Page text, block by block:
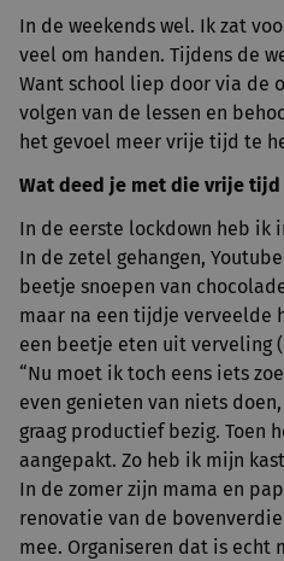
In de weekends wel. Ik zat
veel om handen. Tijdens de
Want school liep door via de
volgen van de lessen en
het gevoel meer vrije tijd te
Wat deed je met die vrije
In de eerste lockdown heb ik
In de zetel gehangen,
beetje snoepen van
maar na een tijdje verveelde
een beetje eten uit verveling
“Nu moet ik toch eens iets
even genieten van niets
graag productief bezig. Toen
aangepakt. Zo heb ik mijn
In de zomer zijn mama en
renovatie van de
mee. Organiseren dat is echt